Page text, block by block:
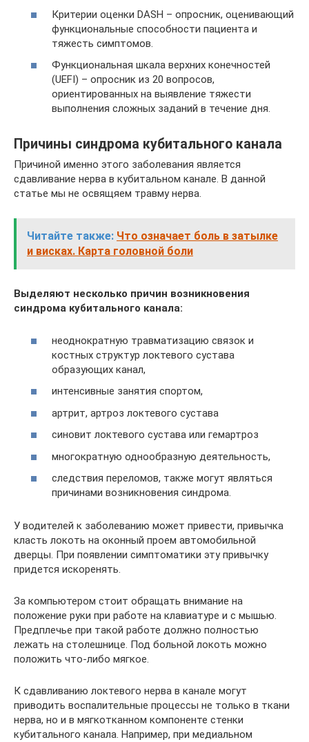
Критерии оценки DASH – опросник, оценивающий
функциональные способности пациента и
тяжесть симптомов.
Функциональная шкала верхних конечностей
(UEFI) – опросник из 20 вопросов,
ориентированных на выявление тяжести
выполнения сложных заданий в течение дня.
Причины синдрома кубитального канала
Причиной именно этого заболевания является
сдавливание нерва в кубитальном канале. В данной
статье мы не освящяем травму нерва.
Читайте также: Что означает боль в затылке
и висках. Карта головной боли
Выделяют несколько причин возникновения
синдрома кубитального канала:
неоднократную травматизацию связок и
костных структур локтевого сустава
образующих канал,
интенсивные занятия спортом,
артрит, артроз локтевого сустава
синовит локтевого сустава или гемартроз
многократную однообразную деятельность,
следствия переломов, также могут являться
причинами возникновения синдрома.
У водителей к заболеванию может привести, привычка
класть локоть на оконный проем автомобильной
дверцы. При появлении симптоматики эту привычку
придется искоренять.
За компьютером стоит обращать внимание на
положение руки при работе на клавиатуре и с мышью.
Предплечье при такой работе должно полностью
лежать на столешнице. Под больной локоть можно
положить что-либо мягкое.
К сдавливанию локтевого нерва в канале могут
приводить воспалительные процессы не только в ткани
нерва, но и в мягкотканном компоненте стенки
кубитального канала. Например, при медиальном